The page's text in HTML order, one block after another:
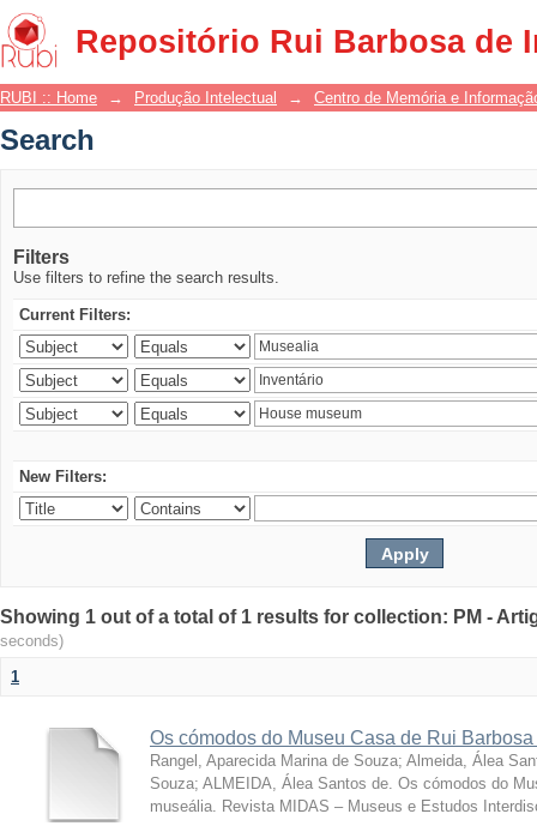
Repositório Rui Barbosa de
Search
RUBI :: Home → Produção Intelectual → Centro de Memória e
Search
Filters
Use filters to refine the search results.
Current Filters:
New Filters:
Showing 1 out of a total of 1 results for collection: PM -
seconds)
1
Os cómodos do Museu Casa de Rui
Rangel, Aparecida Marina de Souza; Almeida, Álea
Souza; ALMEIDA, Álea Santos de. Os cómodos do
museália. Revista MIDAS – Museus e Estudos